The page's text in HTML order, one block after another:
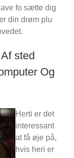
fo sætte dig
din drøm plu
sted
Og
Herti er det
interessant
at få øje på,
hvis heri er